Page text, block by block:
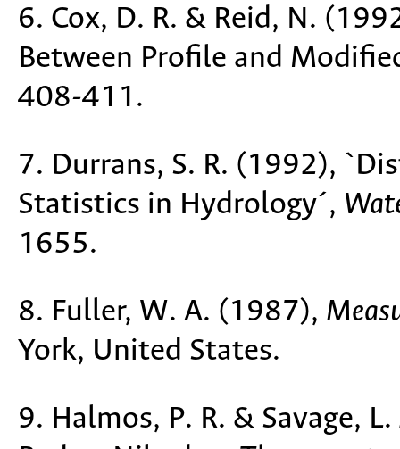
6. Cox, D. R. & Reid, N.
Between Profile and
408-411.
7. Durrans, S. R. (1992),
Statistics in Hydrology´,
1655.
8. Fuller, W. A. (1987),
York, United States.
9. Halmos, P. R. & Savage,